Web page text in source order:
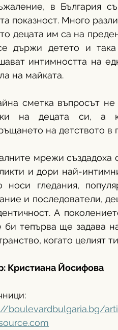
в България
показност. Много
децата им са на
държи детето и
интимността на
на майката.
сметка въпросът
на децата си, а
на детството в
мрежи създадоха
и дори най-
носи гледания,
и последователи,
А
тепърва ще задава
когато целият
Кристиана Йосифова
boulevardbulgaria.bg/